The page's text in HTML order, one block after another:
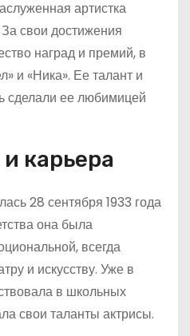
артистка
свои достижения
наград и премий, в
и «Ника». Ее талант и
сделали ее любимицей
карьера
28 сентября 1933 года
она была
всегда
и искусству. Уже в
в школьных
свои таланты актрисы.